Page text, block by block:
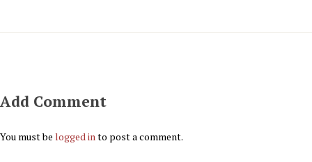
Add Comment
You must be logged into post a comment.